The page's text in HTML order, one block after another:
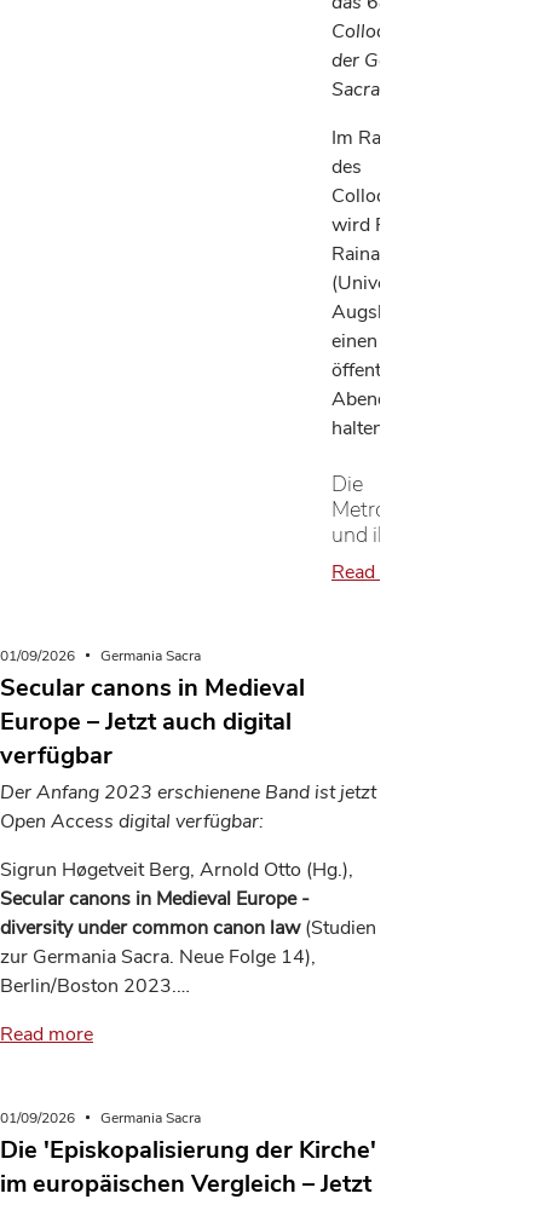
Colloquium
der Germania
Sacra statt.
Im Rahmen
des
Colloquiums
wird Prof. Dr.
Rainald Becker
(Universität
Augsburg)
einen
öffentlichen
Abendvortrag
halten:
Die
Metropoliten
und ihre…
Read more
01/09/2026 Germania Sacra
Secular canons in Medieval
Europe – Jetzt auch digital
verfügbar
Der Anfang 2023 erschienene Band ist jetzt
Open Access digital verfügbar:
Sigrun Høgetveit Berg, Arnold Otto (Hg.),
Secular canons in Medieval Europe -
diversity under common canon law(Studien
zur Germania Sacra. Neue Folge 14),
Berlin/Boston 2023.…
Read more
01/09/2026 Germania Sacra
Die 'Episkopalisierung der Kirche'
im europäischen Vergleich – Jetzt